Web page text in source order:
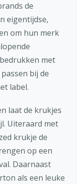
de
eigentijdse,
om hun merk
met
bij de
label.
laat de krukjes
Uiteraard met
krukje de
op een
Daarnaast
als een leuke